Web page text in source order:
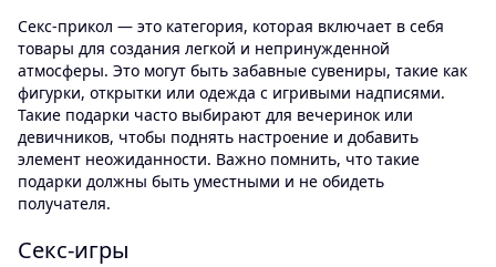
Секс-прикол — это категория, которая включает в себя
товары для создания легкой и непринужденной
атмосферы. Это могут быть забавные сувениры, такие как
фигурки, открытки или одежда с игривыми надписями.
Такие подарки часто выбирают для вечеринок или
девичников, чтобы поднять настроение и добавить
элемент неожиданности. Важно помнить, что такие
подарки должны быть уместными и не обидеть
получателя.
Секс-игры